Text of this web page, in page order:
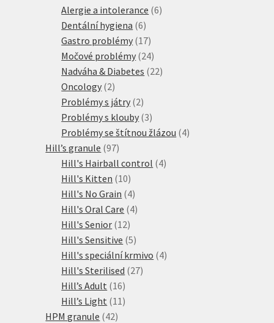
produktů
Alergie a intolerance 66
Dentální hygiena 66
produktů
Gastro problémy 1717
produktů
Močové problémy 2424
produktů
Nadváha & Diabetes 2222
Oncology 22
produkty
Problémy s játry 22
produkty
Problémy s klouby 33
produkty
Problémy se štítnou žlázou 44
Hill’s granule 9797
produktů
Hill's Hairball control 44
Hill's Kitten 1010
produktů
Hill's No Grain 44
produkty
Hill's Oral Care 44
Hill's Senior 1212
produktů
Hill's Sensitive 55
produktů
Hill's speciální krmivo 44
Hill's Sterilised 2727
Hill’s Adult 1616
produktů
Hill’s Light 11 11
HPM granule 4242